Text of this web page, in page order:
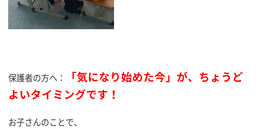
保護者の方へ：
「気になり始めた今」が、ちょうど
よいタイミングです！
お子さんのことで、